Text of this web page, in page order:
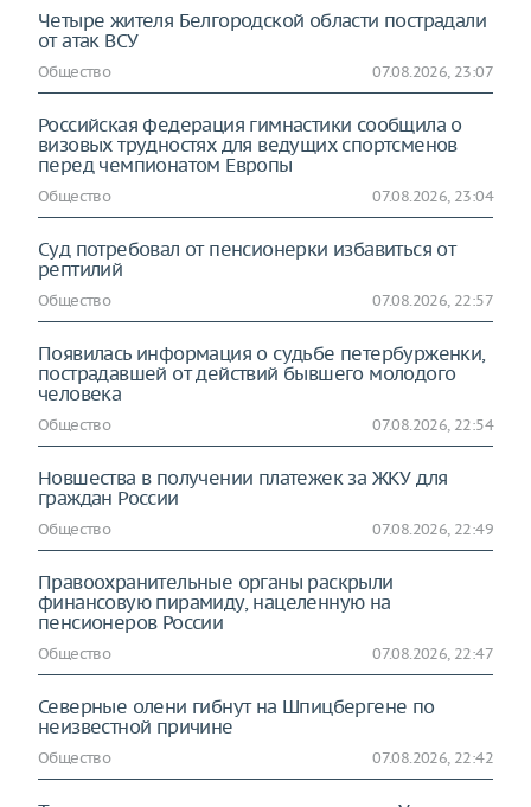
Четыре жителя Белгородской области пострадали
от атак ВСУ
Общество 07.08.2026, 23:07
Российская федерация гимнастики сообщила о
визовых трудностях для ведущих спортсменов
перед чемпионатом Европы
Общество 07.08.2026, 23:04
Суд потребовал от пенсионерки избавиться от
рептилий
Общество 07.08.2026, 22:57
Появилась информация о судьбе петербурженки,
пострадавшей от действий бывшего молодого
человека
Общество 07.08.2026, 22:54
Новшества в получении платежек за ЖКУ для
граждан России
Общество 07.08.2026, 22:49
Правоохранительные органы раскрыли
финансовую пирамиду, нацеленную на
пенсионеров России
Общество 07.08.2026, 22:47
Северные олени гибнут на Шпицбергене по
неизвестной причине
Общество 07.08.2026, 22:42